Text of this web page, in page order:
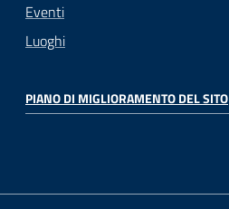
Eventi
Luoghi
PIANO DI MIGLIORAMENTO DEL SITO